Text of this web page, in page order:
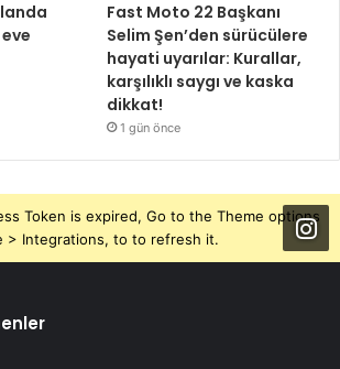
Fast Moto 22 Başkanı
Selim Şen’den sürücülere
hayati uyarılar: Kurallar,
karşılıklı saygı ve kaska
dikkat!
1 gün önce
Token is expired, Go to the Theme options
> Integrations, to to refresh it.